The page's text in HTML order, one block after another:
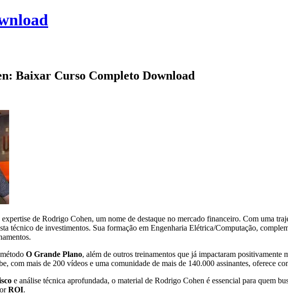
Baixar Curso Completo Download
de Rodrigo Cohen, um nome de destaque no mercado financeiro. Com uma
técnico de investimentos. Sua formação em Engenharia Elétrica/Computação,
O Grande Plano, além de outros treinamentos que já impactaram positivamente
com mais de 200 vídeos e uma comunidade de mais de 140.000 assinantes, oferece
e análise técnica aprofundada, o material de Rodrigo Cohen é essencial para quem
ROI.